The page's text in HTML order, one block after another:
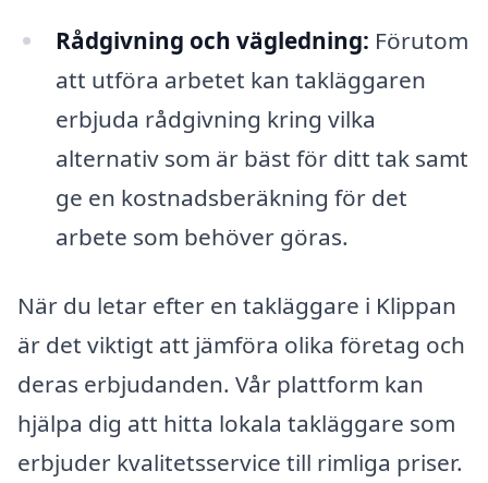
Rådgivning och vägledning: Förutom
att utföra arbetet kan takläggaren
erbjuda rådgivning kring vilka
alternativ som är bäst för ditt tak samt
ge en kostnadsberäkning för det
arbete som behöver göras.
När du letar efter en takläggare i Klippan
är det viktigt att jämföra olika företag och
deras erbjudanden. Vår plattform kan
hjälpa dig att hitta lokala takläggare som
erbjuder kvalitetsservice till rimliga priser.